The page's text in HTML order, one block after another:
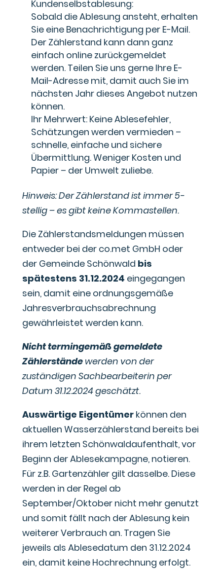
Kundenselbstablesung:
Sobald die Ablesung ansteht, erhalten
Sie eine Benachrichtigung per E-Mail.
Der Zählerstand kann dann ganz
einfach online zurückgemeldet
werden. Teilen Sie uns gerne Ihre E-
Mail-Adresse mit, damit auch Sie im
nächsten Jahr dieses Angebot nutzen
können.
Ihr Mehrwert: Keine Ablesefehler,
Schätzungen werden vermieden –
schnelle, einfache und sichere
Übermittlung. Weniger Kosten und
Papier – der Umwelt zuliebe.
Hinweis: Der Zählerstand ist immer 5-
stellig – es gibt keine Kommastellen.
Die Zählerstandsmeldungen müssen
entweder bei der co.met GmbH oder
der Gemeinde Schönwald bis
spätestens 31.12.2024 eingegangen
sein, damit eine ordnungsgemäße
Jahresverbrauchsabrechnung
gewährleistet werden kann.
Nicht termingemäß gemeldete
Zählerständewerden von der
zuständigen Sachbearbeiterin per
Datum 31.12.2024 geschätzt.
Auswärtige Eigentümerkönnen den
aktuellen Wasserzählerstand bereits bei
ihrem letzten Schönwaldaufenthalt, vor
Beginn der Ablesekampagne, notieren.
Für z.B. Gartenzähler gilt dasselbe. Diese
werden in der Regel ab
September/Oktober nicht mehr genutzt
und somit fällt nach der Ablesung kein
weiterer Verbrauch an. Tragen Sie
jeweils als Ablesedatum den 31.12.2024
ein, damit keine Hochrechnung erfolgt.